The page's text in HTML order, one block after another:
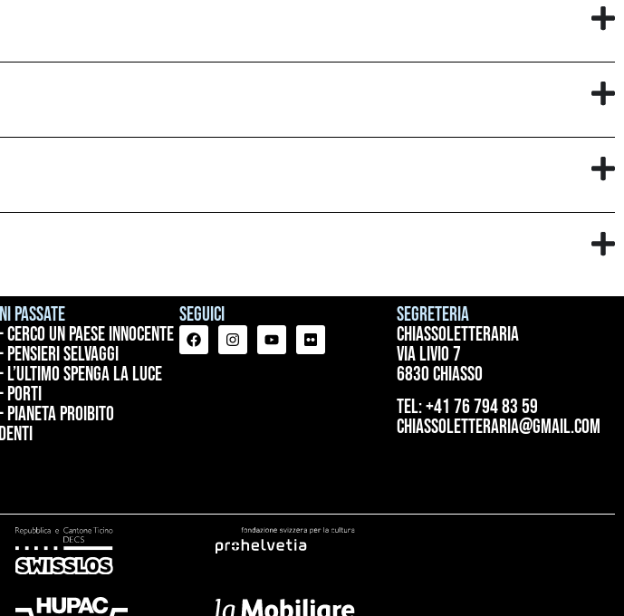
passate
Cerco un paese innocente
Pensieri selvaggi
L’ultimo spenga la luce
Porti
Pianeta proibito
Seguici
Segreteria
ChiassoLetteraria
Via Livio 7
6830 Chiasso
tel: +41 76 794 83 59
chiassoletteraria@gmail.com